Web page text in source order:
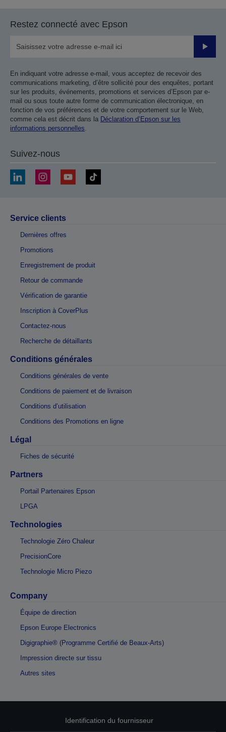
précédente
Restez connecté avec Epson
Valider
En indiquant votre adresse e-mail, vous acceptez de recevoir des
communications marketing, d’être sollicité pour des enquêtes, portant
sur les produits, événements, promotions et services d’Epson par e-
mail ou sous toute autre forme de communication électronique, en
fonction de vos préférences et de votre comportement sur le Web,
comme cela est décrit dans la Déclaration d’Epson sur les
informations personnelles.
Suivez-nous
Service clients
Dernières offres
Promotions
Enregistrement de produit
Retour de commande
Vérification de garantie
Inscription à CoverPlus
Contactez-nous
Recherche de détaillants
Conditions générales
Conditions générales de vente
Conditions de paiement et de livraison
Conditions d’utilisation
Conditions des Promotions en ligne
Légal
Fiches de sécurité
Partners
Portail Partenaires Epson
LPGA
Technologies
Technologie Zéro Chaleur
PrecisionCore
Technologie Micro Piezo
Company
Équipe de direction
Epson Europe Electronics
Digigraphie® (Programme Certifié de Beaux-Arts)
Impression directe sur tissu
Autres sites
Identification du fournisseur